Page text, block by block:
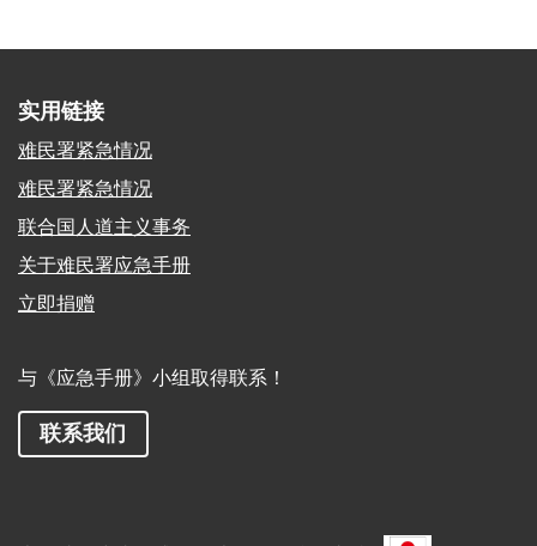
护
实用链接
难民署紧急情况
难民署紧急情况
联合国人道主义事务
关于难民署应急手册
立即捐赠
与《应急手册》小组取得联系！
联系我们